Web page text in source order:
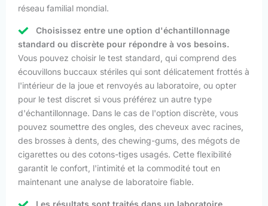
réseau familial mondial.
Choisissez entre une option d'échantillonnage
standard ou discrète pour répondre à vos besoins.
Vous pouvez choisir le test standard, qui comprend des
écouvillons buccaux stériles qui sont délicatement frottés à
l'intérieur de la joue et renvoyés au laboratoire, ou opter
pour le test discret si vous préférez un autre type
d'échantillonnage. Dans le cas de l'option discrète, vous
pouvez soumettre des ongles, des cheveux avec racines,
des brosses à dents, des chewing-gums, des mégots de
cigarettes ou des cotons-tiges usagés. Cette flexibilité
garantit le confort, l'intimité et la commodité tout en
maintenant une analyse de laboratoire fiable.
Les résultats sont traités dans un laboratoire